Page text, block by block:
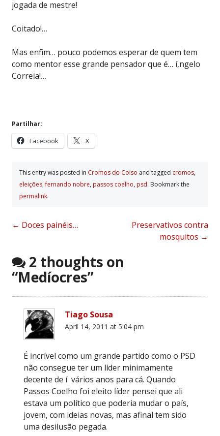
jogada de mestre!
Coitado!…
Mas enfim… pouco podemos esperar de quem tem
como mentor esse grande pensador que é… í‚ngelo
Correia!…
Partilhar:
Facebook X
This entry was posted in Cromos do Coiso and tagged cromos,
eleições,fernando nobre, passos coelho, psd. Bookmark the
permalink.
Post
← Doces painéis…
Preservativos contra
mosquitos →
2 thoughts on
“Medíocres”
Tiago Sousa
April 14, 2011 at 5:04 pm
É incrível como um grande partido como o PSD
não consegue ter um líder minimamente
decente de í vários anos para cá. Quando
Passos Coelho foi eleito líder pensei que ali
estava um político que poderia mudar o país,
jovem, com ideias novas, mas afinal tem sido
uma desilusão pegada.